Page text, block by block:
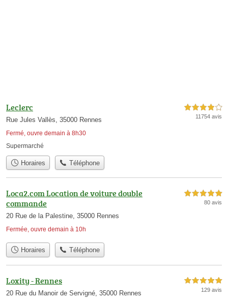
Leclerc
Rue Jules Vallès, 35000 Rennes
Fermé, ouvre demain à 8h30
4,0 étoiles sur 5
11754 avis
Supermarché
Horaires Téléphone
Loca2.com Location de voiture double
commande
20 Rue de la Palestine, 35000 Rennes
Fermée, ouvre demain à 10h
5,0 étoiles sur 5
80 avis
Horaires Téléphone
Loxity - Rennes
20 Rue du Manoir de Servigné, 35000 Rennes
5,0 étoiles sur 5
129 avis